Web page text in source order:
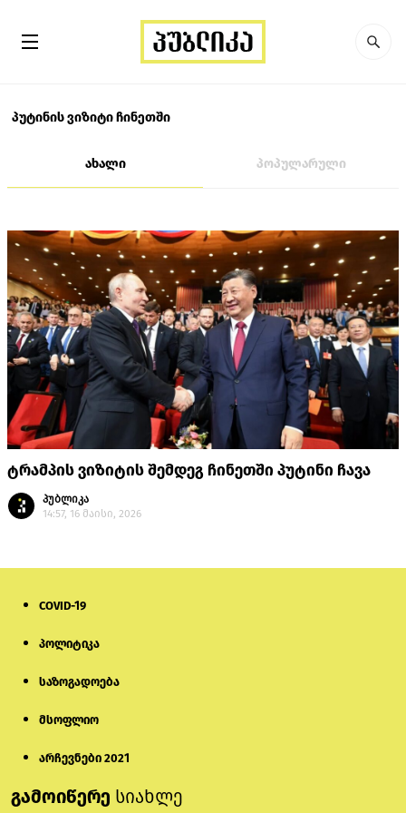
პუტინის ვიზიტი ჩინეთში
ახალი პოპულარული
ტრამპის ვიზიტის შემდეგ ჩინეთში პუტინი ჩავა
პუბლიკა
14:57, 16 მაისი, 2026
COVID-19
პოლიტიკა
საზოგადოება
მსოფლიო
არჩევნები 2021
გამოიწერე სიახლე